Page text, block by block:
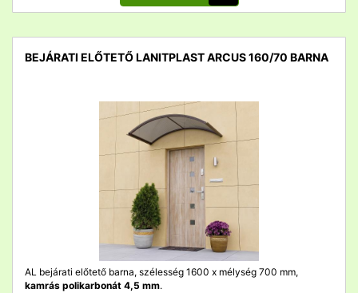
BEJÁRATI ELŐTETŐ LANITPLAST ARCUS 160/70 BARNA
AL bejárati előtető barna, szélesség 1600 x mélység 700 mm,
kamrás polikarbonát 4,5 mm.